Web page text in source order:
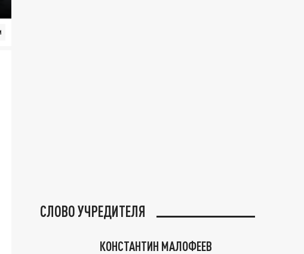
СЛОВО УЧРЕДИТЕЛЯ
КОНСТАНТИН МАЛОФЕЕВ